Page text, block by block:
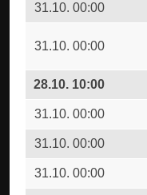
31.10. 00:00
31.10. 00:00
28.10. 10:00
31.10. 00:00
31.10. 00:00
31.10. 00:00